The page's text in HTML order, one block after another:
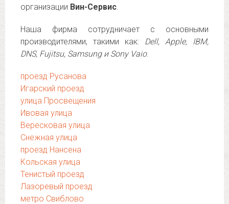
организации Вин-Сервис.
Наша фирма сотрудничает с основными
производителями, такими как: Dell, Apple, IBM,
DNS, Fujitsu, Samsung и Sony Vaio.
проезд Русанова
Игарский проезд
улица Просвещения
Ивовая улица
Вересковая улица
Снежная улица
проезд Нансена
Кольская улица
Тенистый проезд
Лазоревый проезд
метро Свиблово